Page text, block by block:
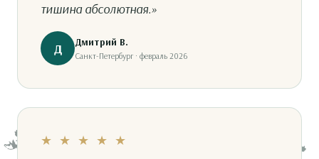
тишина абсолютная.»
Д Дмитрий В.
Санкт-Петербург · февраль 2026
★ ★ ★ ★ ★